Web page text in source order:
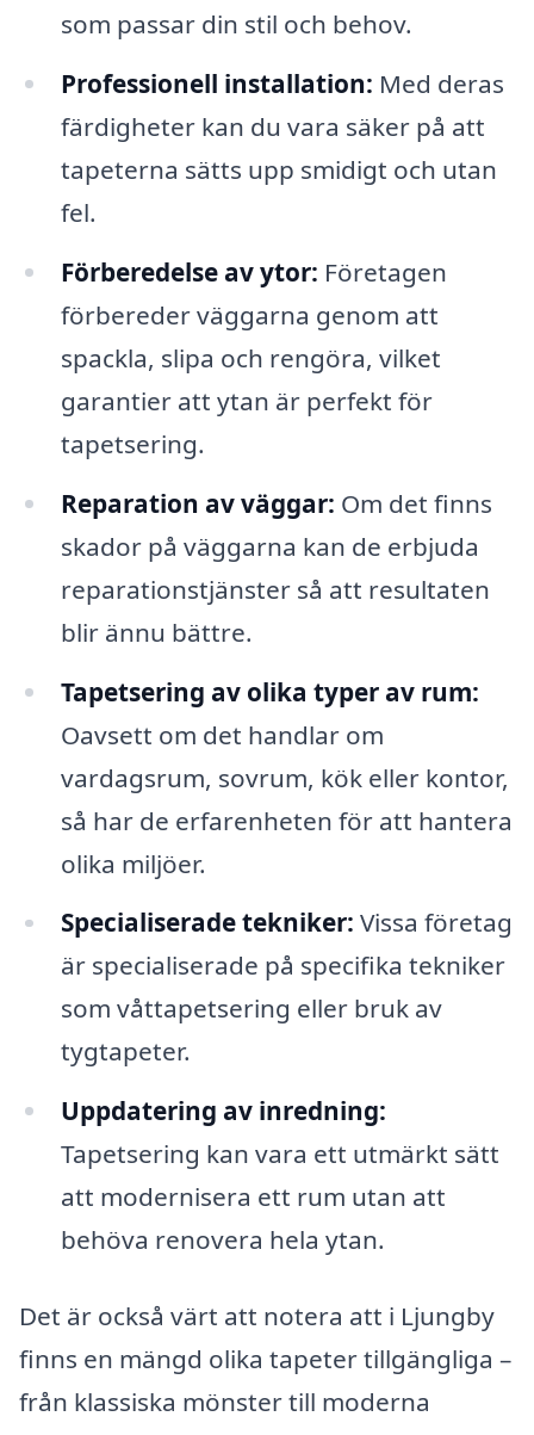
som passar din stil och behov.
Professionell installation: Med deras
färdigheter kan du vara säker på att
tapeterna sätts upp smidigt och utan
fel.
Förberedelse av ytor: Företagen
förbereder väggarna genom att
spackla, slipa och rengöra, vilket
garantier att ytan är perfekt för
tapetsering.
Reparation av väggar: Om det finns
skador på väggarna kan de erbjuda
reparationstjänster så att resultaten
blir ännu bättre.
Tapetsering av olika typer av rum:
Oavsett om det handlar om
vardagsrum, sovrum, kök eller kontor,
så har de erfarenheten för att hantera
olika miljöer.
Specialiserade tekniker: Vissa företag
är specialiserade på specifika tekniker
som våttapetsering eller bruk av
tygtapeter.
Uppdatering av inredning:
Tapetsering kan vara ett utmärkt sätt
att modernisera ett rum utan att
behöva renovera hela ytan.
Det är också värt att notera att i Ljungby
finns en mängd olika tapeter tillgängliga –
från klassiska mönster till moderna